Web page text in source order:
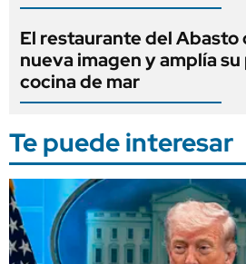
El restaurante del Abasto
nueva imagen y amplía
cocina de mar
Te puede interesar